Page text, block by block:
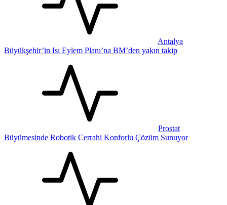
Antalya
Büyükşehir’in Isı Eylem Planı’na BM’den yakın takip
Prostat
Büyümesinde Robotik Cerrahi Konforlu Çözüm Sunuyor